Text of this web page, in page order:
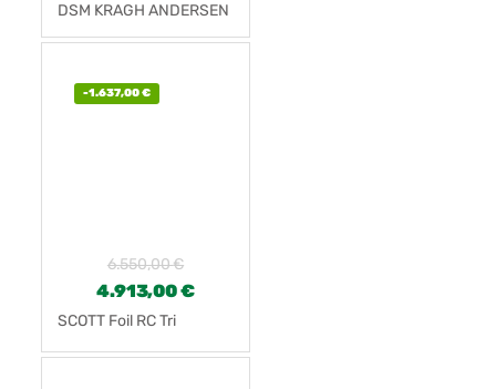
DSM KRAGH ANDERSEN
(2021)
-1.637,00€
6.550,00€
4.913,00€
SCOTT Foil RC Tri